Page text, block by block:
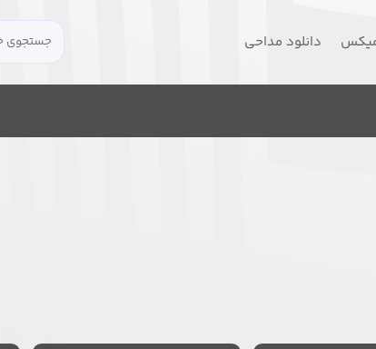
دانلود مداحی